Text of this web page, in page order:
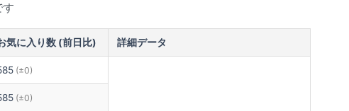
す
気に入り数 (前日比) 詳細データ
(±0)
(±0)